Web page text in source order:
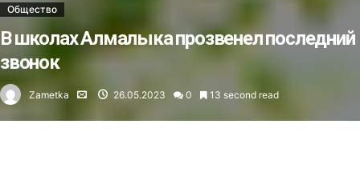
Общество
В школах Алмалыка прозвенел последний
звонок
Zametka 26.05.2023 0 13 second read